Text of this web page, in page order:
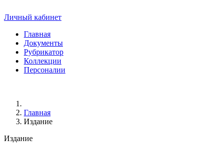
Личный кабинет
Главная
Документы
Рубрикатор
Коллекции
Персоналии
Главная
Издание
Издание